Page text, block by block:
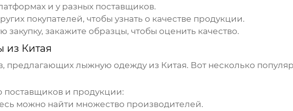
и у разных поставщиков.
покупателей, чтобы узнать о качестве продукции.
закупку, закажите образцы, чтобы оценить качество.
Китая
предлагающих лыжную одежду из Китая. Вот несколько
и продукции:
можно найти множество производителей.